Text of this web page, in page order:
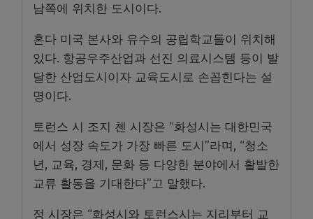
남쪽에 위치한 도시이다.
혼다 미국 본사와 유수의 공립학교들이 위치해
있다. 항공우주산업과 선진 의료시스템 등이 발
달한 산업도시이자 교육도시로 손꼽힌다는 설
명이다.
토런스 시 조지 첸 시장은 “화성시는 대한민국
에서 성장 속도가 가장 빠른 도시”라며, “청소
년, 교육, 경제, 문화 등 다양한 분야에서 활발한
교류 활동을 기대한다”고 말했다.
정 시장은 “화성시와 토런스시는 지리부터 교